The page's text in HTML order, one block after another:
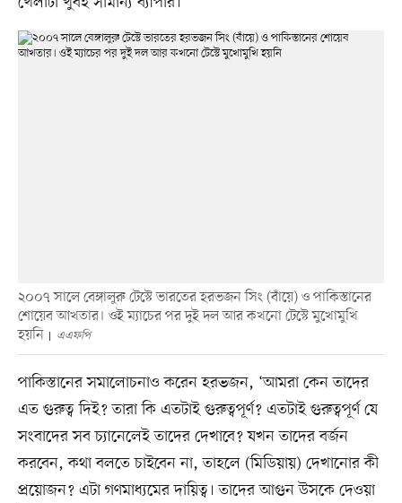
২০০৭ সালে বেঙ্গালুরু টেস্টে ভারতের হরভজন সিং (বাঁয়ে) ও পাকিস্তানের
শোয়েব আখতার। ওই ম্যাচের পর দুই দল আর কখনো টেস্টে মুখোমুখি
হয়নি
এএফপি
পাকিস্তানের সমালোচনাও করেন হরভজন, ‘আমরা কেন তাদের
এত গুরুত্ব দিই? তারা কি এতটাই গুরুত্বপূর্ণ? এতটাই গুরুত্বপূর্ণ যে
সংবাদের সব চ্যানেলেই তাদের দেখাবে? যখন তাদের বর্জন
করবেন, কথা বলতে চাইবেন না, তাহলে (মিডিয়ায়) দেখানোর কী
প্রয়োজন? এটা গণমাধ্যমের দায়িত্ব। তাদের আগুন উসকে দেওয়া